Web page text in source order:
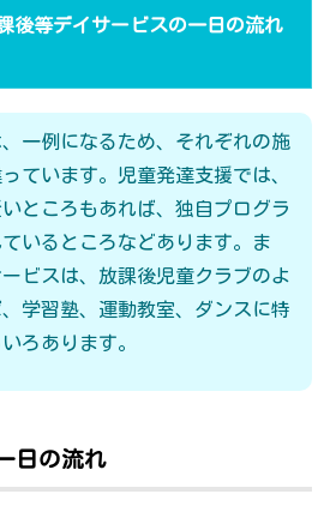
後等デイサービスの一日の流れ
一例になるため、それぞれの施
ています。児童発達支援では、
ところもあれば、独自プログラ
いるところなどあります。ま
ビスは、放課後児童クラブのよ
学習塾、運動教室、ダンスに特
ろあります。
日の流れ